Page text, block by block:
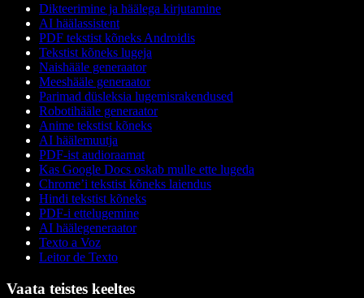
Dikteerimine ja häälega kirjutamine
AI häälassistent
PDF tekstist kõneks Androidis
Tekstist kõneks lugeja
Naishääle generaator
Meeshääle generaator
Parimad düsleksia lugemisrakendused
Robotihääle generaator
Anime tekstist kõneks
AI häälemuutja
PDF-ist audioraamat
Kas Google Docs oskab mulle ette lugeda
Chrome’i tekstist kõneks laiendus
Hindi tekstist kõneks
PDF-i ettelugemine
AI häälegeneraator
Texto a Voz
Leitor de Texto
Vaata teistes keeltes